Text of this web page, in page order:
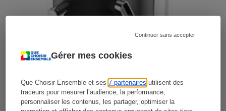
Gérer mes cookies
Que Choisir Ensemble et ses7 partenaires utilisent des
traceurs pour mesurer l’audience, la performance,
personnaliser les contenus, les partager, optimiser la
Continuer sans accepter